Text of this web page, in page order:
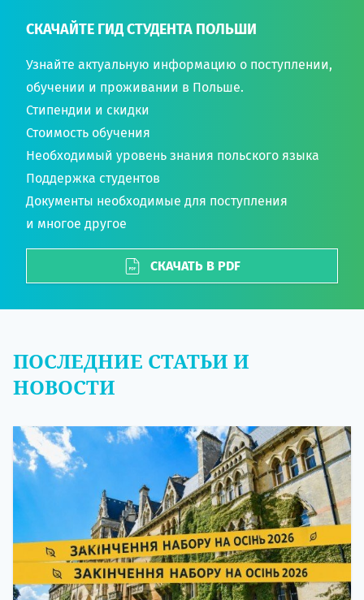
СКАЧАЙТЕ ГИД СТУДЕНТА ПОЛЬШИ
Узнайте актуальную информацию о поступлении,
обучении и проживании в Польше.
Стипендии и скидки
Стоимость обучения
Необходимый уровень знания польского языка
Поддержка студентов
Документы необходимые для поступления
и многое другое
СКАЧАТЬ В PDF
ПОСЛЕДНИЕ СТАТЬИ И
НОВОСТИ